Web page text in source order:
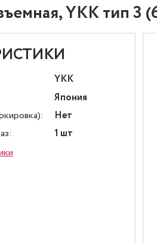
YKK тип 3
YKK
Япония
Нет
1 шт